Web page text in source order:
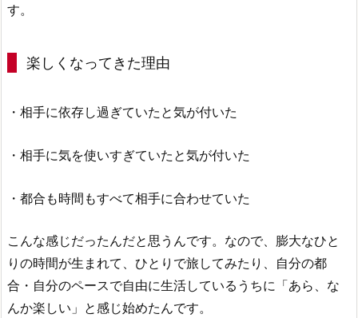
す。
楽しくなってきた理由
・相手に依存し過ぎていたと気が付いた
・相手に気を使いすぎていたと気が付いた
・都合も時間もすべて相手に合わせていた
こんな感じだったんだと思うんです。なので、膨大なひと
りの時間が生まれて、ひとりで旅してみたり、自分の都
合・自分のペースで自由に生活しているうちに「あら、な
んか楽しい」と感じ始めたんです。